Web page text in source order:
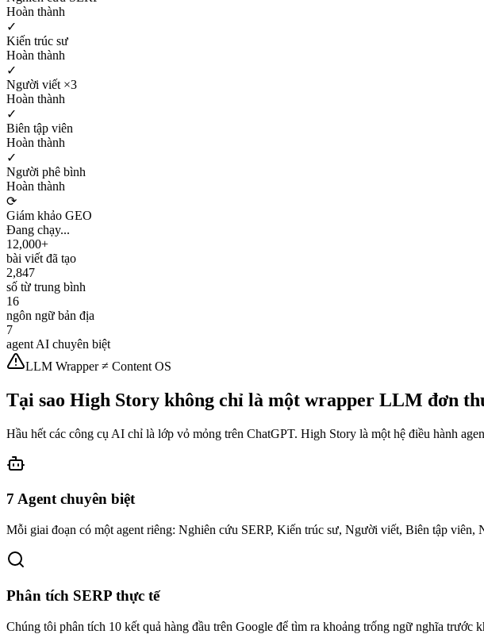
Hoàn thành
✓
Kiến trúc sư
Hoàn thành
✓
Người viết ×3
Hoàn thành
✓
Biên tập viên
Hoàn thành
✓
Người phê bình
Hoàn thành
⟳
Giám khảo GEO
Đang chạy...
12,000+
bài viết đã tạo
2,847
số từ trung bình
16
ngôn ngữ bản địa
7
agent AI chuyên biệt
LLM Wrapper ≠ Content OS
Tại sao High Story không chỉ là một wrapper LLM đơn
Hầu hết các công cụ AI chỉ là lớp vỏ mỏng trên ChatGPT. High Story là một hệ điều hành
7 Agent chuyên biệt
Mỗi giai đoạn có một agent riêng: Nghiên cứu SERP, Kiến trúc sư, Người viết, Biên tập viên,
Phân tích SERP thực tế
Chúng tôi phân tích 10 kết quả hàng đầu trên Google để tìm ra khoảng trống ngữ nghĩa trước